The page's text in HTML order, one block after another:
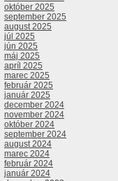
október 2025
september 2025
august 2025
júl 2025
jún 2025
máj 2025
apríl 2025
marec 2025
február 2025
január 2025
december 2024
november 2024
október 2024
september 2024
august 2024
marec 2024
február 2024
január 2024